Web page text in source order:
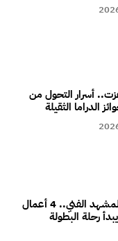
أسرار التحول من
الدراما الثقيلة
رحمة أحمد تتصدر المشهد الفني.. 4 أعمال
رحلة البطولة